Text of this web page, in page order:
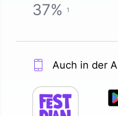
37% 1
Auch in der